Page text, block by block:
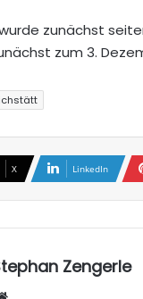
zunächst
zum 3.
X LinkedIn
Zengerle